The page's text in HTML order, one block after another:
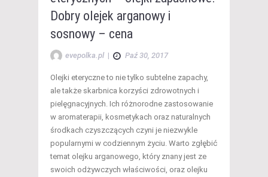
Dobry olejek arganowy i
sosnowy – cena
evepolka.pl | Paź 30, 2017
Olejki eteryczne to nie tylko subtelne zapachy,
ale także skarbnica korzyści zdrowotnych i
pielęgnacyjnych. Ich różnorodne zastosowanie
w aromaterapii, kosmetykach oraz naturalnych
środkach czyszczących czyni je niezwykle
popularnymi w codziennym życiu. Warto zgłębić
temat olejku arganowego, który znany jest ze
swoich odżywczych właściwości, oraz olejku